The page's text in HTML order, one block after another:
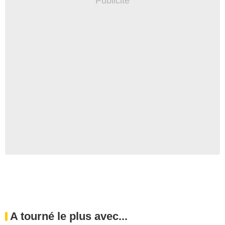
A tourné le plus avec...